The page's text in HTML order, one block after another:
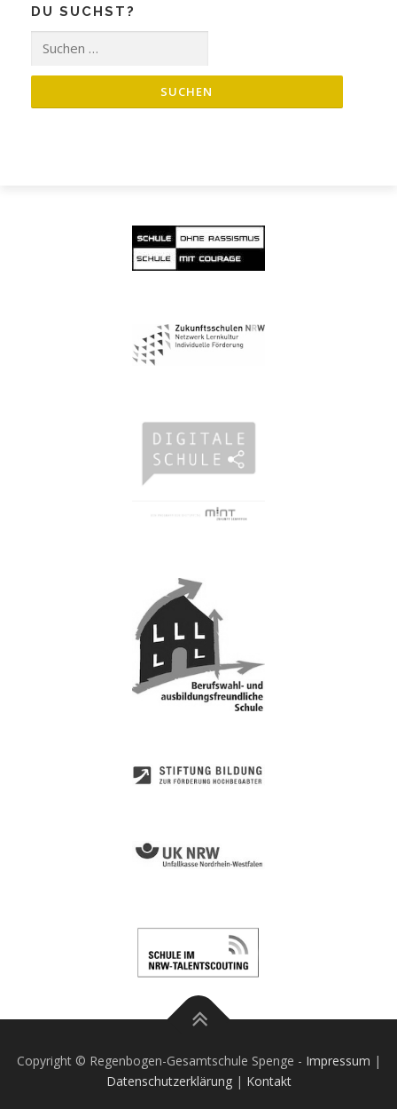
DU SUCHST?
nach:
Copyright © Regenbogen-Gesamtschule Spenge - Impressum |
Datenschutzerklärung| Kontakt